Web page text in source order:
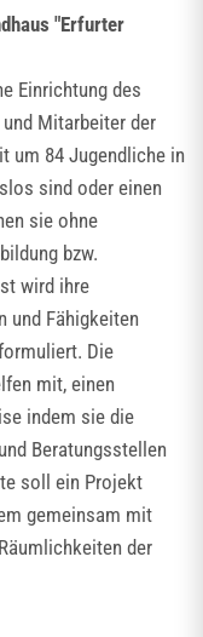
"Erfurter
Einrichtung des
Mitarbeiter der
um 84 Jugendliche in
sind oder einen
sie ohne
bzw.
wird ihre
und Fähigkeiten
Die
mit, einen
indem sie die
Beratungsstellen
soll ein Projekt
gemeinsam mit
der